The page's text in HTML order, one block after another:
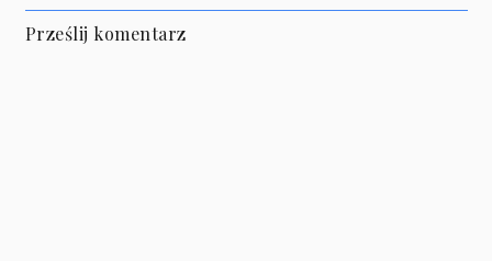
Prześlij komentarz